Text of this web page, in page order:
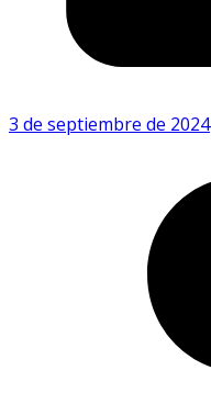
3 de septiembre de 2024